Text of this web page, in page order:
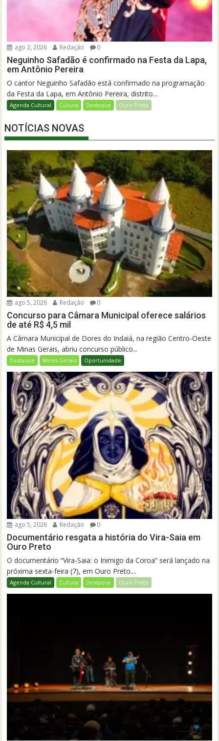
ago 2, 2026 Redação 0
Neguinho Safadão é confirmado na Festa da Lapa,
em Antônio Pereira
O cantor Neguinho Safadão está confirmado na programação
da Festa da Lapa, em Antônio Pereira, distrito...
Agenda Cultural Cultura Destaque Ouro Preto
NOTÍCIAS NOVAS
ago 5, 2026 Redação 0
Concurso para Câmara Municipal oferece salários
de até R$ 4,5 mil
A Câmara Municipal de Dores do Indaiá, na região Centro-Oeste
de Minas Gerais, abriu concurso público...
Destaque Minas Gerais Oportunidade
ago 5, 2026 Redação 0
Documentário resgata a história do Vira-Saia em
Ouro Preto
O documentário “Vira-Saia: o Inimigo da Coroa” será lançado na
próxima sexta-feira (7), em Ouro Preto....
Agenda Cultural Cultura Destaque Ouro Preto